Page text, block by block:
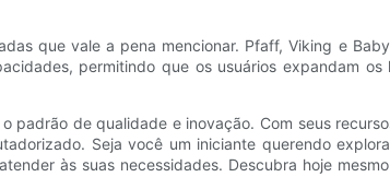
que vale a pena mencionar. Pfaff, Viking e
permitindo que os usuários expandam
de qualidade e inovação. Com seus
Seja você um iniciante querendo
às suas necessidades. Descubra hoje